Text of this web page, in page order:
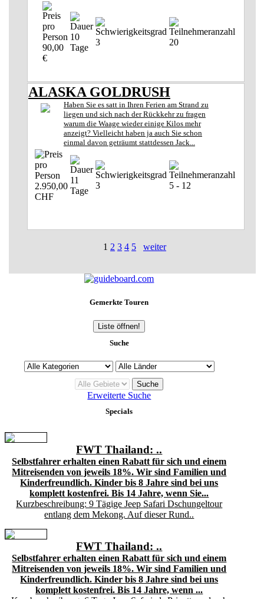
90,00
€
10
Tage
3 20
ALASKA GOLDRUSH
Haben Sie es satt in Ihren Ferien am Strand zu
liegen und sich nach der Rückkehr zu fragen
warum die Waage wieder einige Kilos mehr
anzeigt? Vielleicht haben ja auch Sie schon
einmal davon geträumt stattdessen Jack...
2.950,00
CHF
11
Tage
3 5 - 12
1 2 3 4 5 weiter
Gemerkte Touren
Liste öffnen!
Suche
Erweiterte Suche
Specials
FWT Thailand: ..
Selbstfahrer erhalten einen Rabatt für sich und einem
Mitreisenden von jeweils 18%. Wir sind Familien und
Kinderfreundlich. Kinder bis 8 Jahre sind bei uns
komplett kostenfrei. Bis 14 Jahre, wenn Sie...
Kurzbeschreibung: 9 Tägige Jeep Safari Dschungeltour
entlang dem Mekong. Auf dieser Rund..
FWT Thailand: ..
Selbstfahrer erhalten einen Rabatt für sich und einem
Mitreisenden von jeweils 18%. Wir sind Familien und
Kinderfreundlich. Kinder bis 8 Jahre sind bei uns
komplett kostenfrei. Bis 14 Jahre, wenn ...